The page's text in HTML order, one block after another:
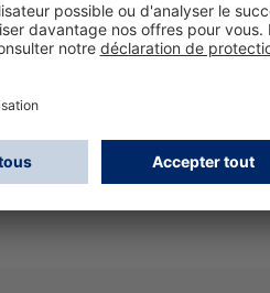
filtrant à ventilation
assistée (PAPR)